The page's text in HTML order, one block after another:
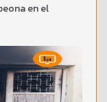
en el